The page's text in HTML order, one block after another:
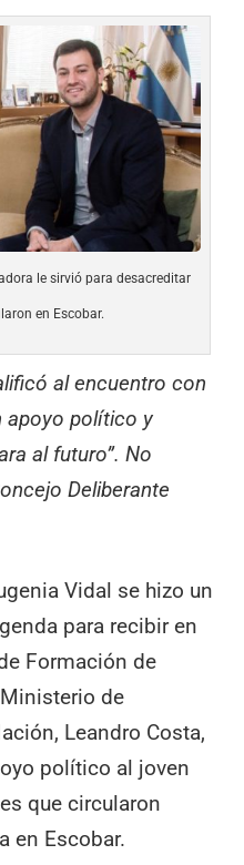
le sirvió para desacreditar
en Escobar.
al encuentro con
apoyo político y
al futuro”. No
Deliberante
Vidal se hizo un
para recibir en
Formación de
de
Leandro Costa,
político al joven
que circularon
en Escobar.